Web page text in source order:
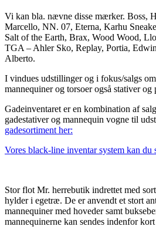
Vi kan bla. nævne disse mærker. Boss,
Marcello, NN. 07, Eterna, Karhu
Salt of the Earth, Brax, Wood Wood,
TGA – Ahler Sko, Replay, Portia,
Alberto.
I vindues udstillinger og i fokus/salgs
mannequiner og torsoer også stativer og
Gadeinventaret er en kombination af
gadestativer og mannequin vogne til
gadesortiment her:
Vores black-line inventar system kan du
Stor flot Mr. herrebutik indrettet med
hylder i egetræ. De er anvendt et stort
mannequiner med hoveder samt
mannequinerne kan sendes indenfor